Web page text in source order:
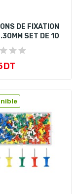
DE FIXATION
SET DE 10
DT